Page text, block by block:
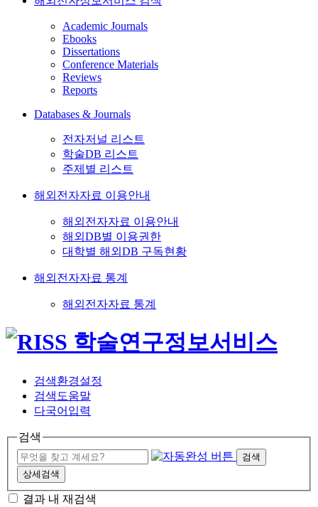
Academic Journals
Ebooks
Dissertations
Conference Materials
Reviews
Reports
Databases & Journals
전자저널 리스트
학술DB 리스트
주제별 리스트
해외전자자료 이용안내
해외전자자료 이용안내
해외DB별 이용권한
대학별 해외DB 구독현황
해외전자자료 통계
해외전자자료 통계
검색환경설정
검색도움말
다국어입력
검색
검색
상세검색
결과 내 재검색